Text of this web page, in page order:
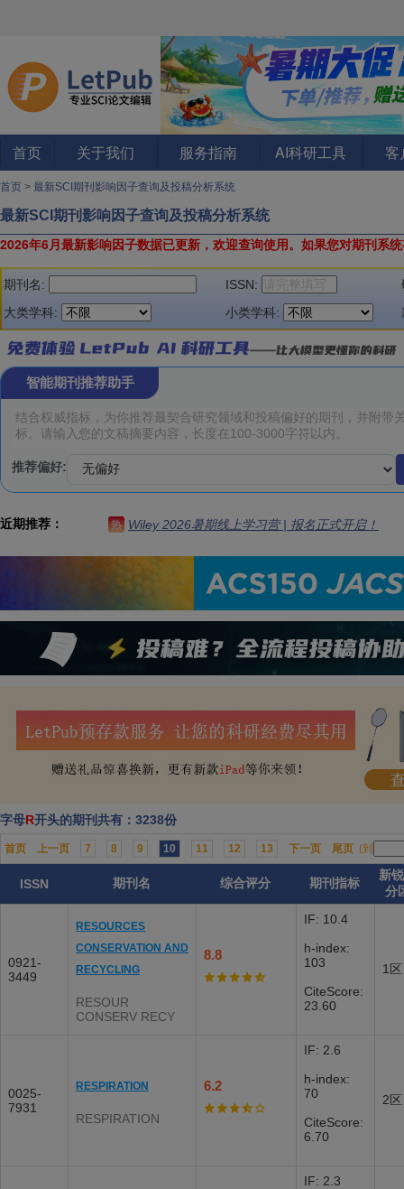
首页 关于我们 服务指南 AI科研工具 客
首页 > 最新SCI期刊影响因子查询及投稿分析系统
最新SCI期刊影响因子查询及投稿分析系统
2026年6月最新影响因子数据已更新，欢迎查询使用。 如果您对期刊系
期刊名: ISSN:
大类学科:
小类学科:
智能期刊推荐助手
推荐偏好:
近期推荐： 热 Wiley 2026暑期线上学习营 | 报名正式开启！
字母R开头的期刊共有：3238份
首页 上一页 7 8 9 10 11 12 13 下一页 尾页 (到
ISSN 期刊名 综合评分 期刊指标
新
分
0921-
3449
RESOURCES
CONSERVATION AND
RECYCLING
RESOUR
CONSERV RECY
8.8
IF: 10.4
h-index:
103
CiteScore:
23.60
1区
0025-
7931
RESPIRATION
RESPIRATION
6.2
IF: 2.6
h-index:
70
CiteScore:
6.70
2区
IF: 2.3